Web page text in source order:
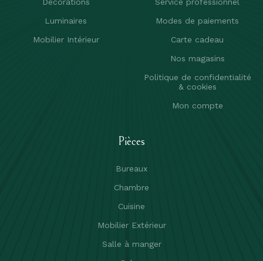
Luminaires
Mobilier Intérieur
Modes de paiements
Carte cadeau
Nos magasins
Politique de confidentialité
& cookies
Mon compte
Pièces
Bureaux
Chambre
Cuisine
Mobilier Extérieur
Salle à manger